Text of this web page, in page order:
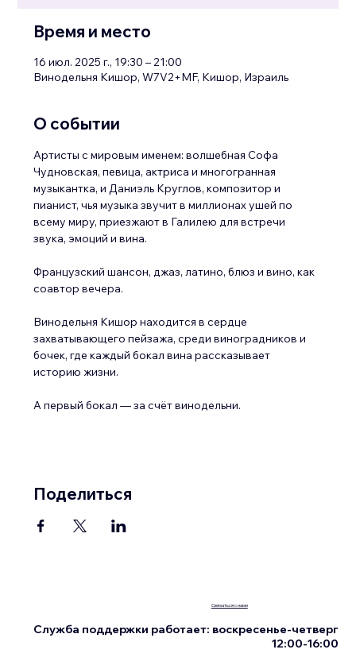
Время и место
16 июл. 2025 г., 19:30 – 21:00
Винодельня Кишор, W7V2+MF, Кишор, Израиль
О событии
Артисты с мировым именем: волшебная Софа
Чудновская, певица, актриса и многогранная
музыкантка, и Даниэль Круглов, композитор и
пианист, чья музыка звучит в миллионах ушей по
всему миру, приезжают в Галилею для встречи
звука, эмоций и вина.
Французский шансон, джаз, латино, блюз и вино, как
соавтор вечера.
Винодельня Кишор находится в сердце
захватывающего пейзажа, среди виноградников и
бочек, где каждый бокал вина рассказывает
историю жизни.
А первый бокал — за счёт винодельни.
Поделиться
Связаться с нами
Служба поддержки работает: воскресенье-четверг
12:00-16:00